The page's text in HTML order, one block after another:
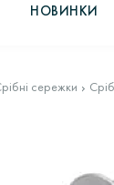
НОВИНКИ
сережки